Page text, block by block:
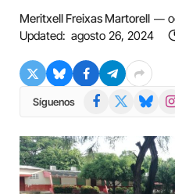
Meritxell Freixas Martorell
Updated: agosto 26, 2024
Síguenos Facebook Bluesky